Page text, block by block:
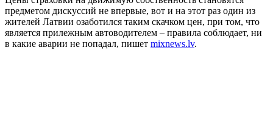
предметом дискуссий не впервые, вот и на этот раз один из
жителей Латвии озаботился таким скачком цен, при том, что
является прилежным автоводителем – правила соблюдает, ни
в какие аварии не попадал, пишет mixnews.lv.